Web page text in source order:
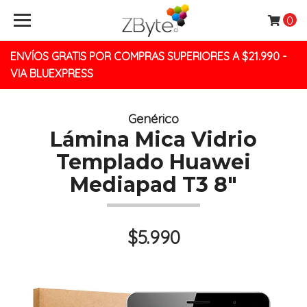
ENVÍOS GRATIS POR COMPRAS SUPERIORES A $21.990 -
VIA BLUEXPRESS
0
Genérico
Lámina Mica Vidrio
Templado Huawei
Mediapad T3 8"
$5.990